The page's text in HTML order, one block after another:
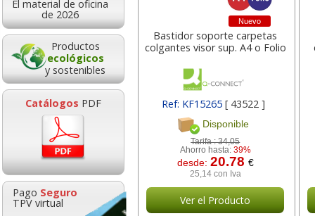
El material de oficina
de 2026
Productos
ecológicos
y sostenibles
Catálogos PDF
Pago Seguro
TPV virtual
Nuevo
Bastidor soporte carpetas
colgantes visor sup. A4 o Folio
Ref: KF15265 [ 43522 ]
Disponible
Tarifa :34,05
Ahorro hasta: 39%
desde: 20.78 €
25,14 con Iva
Ver el Producto
desde:8,95
10,83 con Iva
€
Rotulador Pizarra
blanca edding 661
borrable tipo veleda
Pizarra blanca
magnetica borrable
14x36 cms imanes
de
con